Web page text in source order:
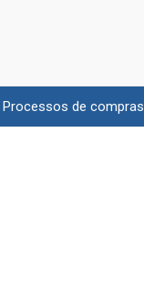
Processos de compras